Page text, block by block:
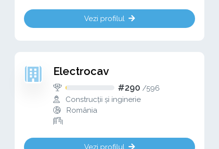
Vezi profilul
Electrocav
#290 /596
Construcții și inginerie
România
Vezi profilul